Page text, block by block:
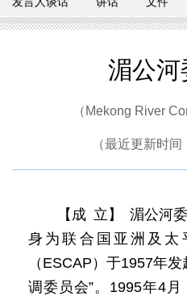
湄公河
（Mekong River
（最近更新时间
【成 立】 湄公河
身为联合国亚洲及太
（ESCAP）于1957年
调委员会”。1995年4